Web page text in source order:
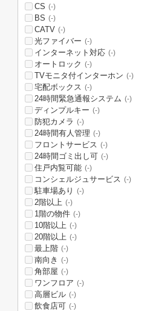
CS (-)
BS (-)
CATV (-)
光ファイバー (-)
インターネット対応 (-)
オートロック (-)
TVモニタ付インターホン (-)
宅配ボックス (-)
24時間緊急通報システム (-)
ディンプルキー (-)
防犯カメラ (-)
24時間有人管理 (-)
フロントサービス (-)
24時間ゴミ出し可 (-)
住戸内覧可能 (-)
コンシェルジュサービス (-)
駐車場あり (-)
2階以上 (-)
1階の物件 (-)
10階以上 (-)
20階以上 (-)
最上階 (-)
南向き (-)
角部屋 (-)
ワンフロア (-)
高層ビル (-)
飲食店可 (-)